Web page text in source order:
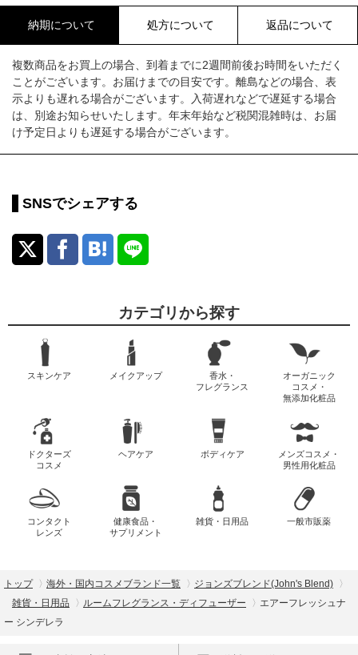
納期について 処方について 返品について
複数商品をお買上の場合、到着までに2週間前後お時間をいただく
ことがございます。お届けまでの目安です。離島などの場合、表
示よりも遅れる場合がございます。入荷遅れなどで遅延する場合
は、別途お知らせいたします。年末年始など税関混雑時は、お届
け予定日よりも遅延する場合がございます。
SNSでシェアする
カテゴリから探す
スキンケア メイクアップ
香水・
フレグランス
オーガニック
コスメ・
無添加化粧品
ドクターズ
コスメ
ヘアケア ボディケア
メンズコスメ・
男性用化粧品
コンタクト
レンズ
健康食品・
サプリメント
雑貨・日用品 一般市販薬
トップ 海外・国内コスメブランド一覧
ジョンズブレンド(John's Blend)
雑貨・日用品
ルームフレグランス・ディフューザー
エアーフレッシュナ
ー シンデレラ